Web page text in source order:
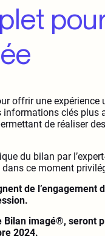
offrir une expérience
clés plus
de réaliser
du bilan par
ce moment
de l’engagement
imagé®, seront
2024.